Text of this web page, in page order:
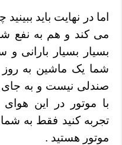
اما در نهایت باید
می کند و هم به نفع
بسیار بسیار بارانی و
شما یک ماشین به
صندلی نیست و به جای
با موتور در این
تجربه کنید فقط به
موتور هستید .